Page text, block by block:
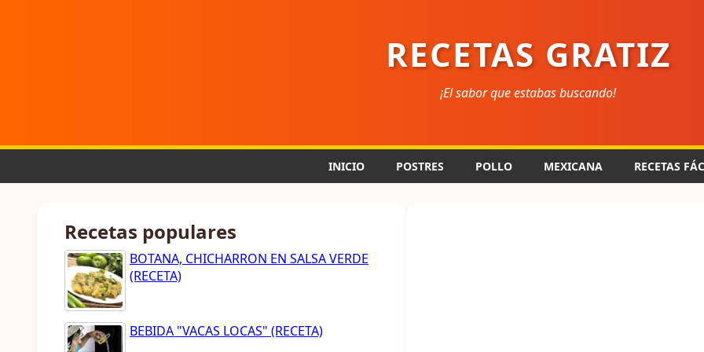
RECETAS GRATIZ
¡El sabor que estabas buscando!
INICIO POSTRES POLLO MEXICANA RECETAS
Recetas populares
BOTANA, CHICHARRON EN SALSA VERDE
(RECETA)
BEBIDA "VACAS LOCAS" (RECETA)